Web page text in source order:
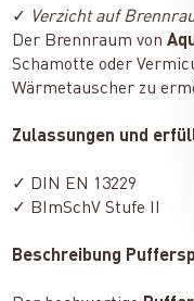
✓ Verzicht auf
Der Brennraum von
Schamotte oder
Wärmetauscher zu
Zulassungen und
✓ DIN EN 13229
✓ BImSchV Stufe II
Beschreibung